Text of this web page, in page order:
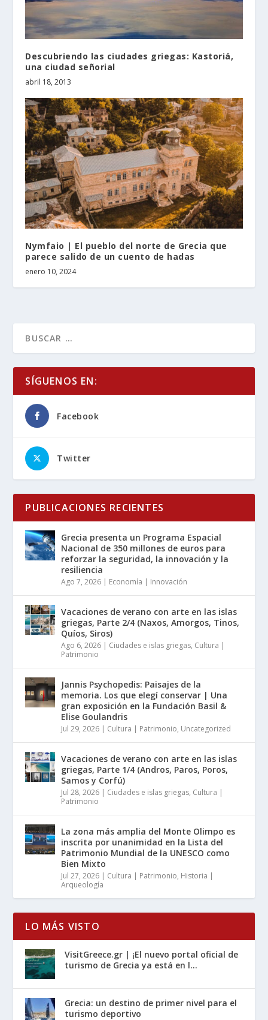
Descubriendo las ciudades griegas: Kastoriá,
una ciudad señorial
abril 18, 2013
Nymfaio | El pueblo del norte de Grecia que
parece salido de un cuento de hadas
enero 10, 2024
SÍGUENOS EN:
Facebook
Twitter
PUBLICACIONES RECIENTES
Grecia presenta un Programa Espacial
Nacional de 350 millones de euros para
reforzar la seguridad, la innovación y la
resiliencia
Ago 7, 2026 | Economía | Innovación
Vacaciones de verano con arte en las islas
griegas, Parte 2/4 (Naxos, Amorgos, Tinos,
Quíos, Siros)
Ago 6, 2026 | Ciudades e islas griegas, Cultura |
Patrimonio
Jannis Psychopedis: Paisajes de la
memoria. Los que elegí conservar | Una
gran exposición en la Fundación Basil &
Elise Goulandris
Jul 29, 2026 | Cultura | Patrimonio, Uncategorized
Vacaciones de verano con arte en las islas
griegas, Parte 1/4 (Andros, Paros, Poros,
Samos y Corfú)
Jul 28, 2026 | Ciudades e islas griegas, Cultura |
Patrimonio
La zona más amplia del Monte Olimpo es
inscrita por unanimidad en la Lista del
Patrimonio Mundial de la UNESCO como
Bien Mixto
Jul 27, 2026 | Cultura | Patrimonio, Historia |
Arqueología
LO MÁS VISTO
VisitGreece.gr | ¡El nuevo portal oficial de
turismo de Grecia ya está en l...
Grecia: un destino de primer nivel para el
turismo deportivo